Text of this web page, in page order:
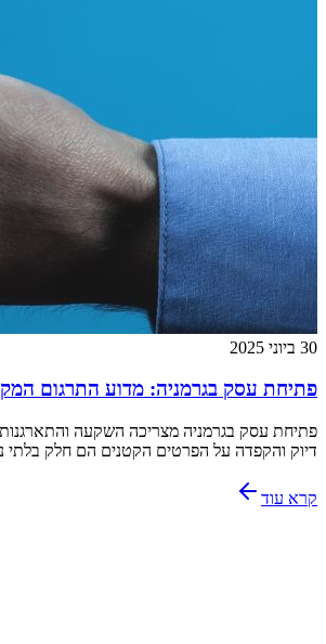
30 ביוני 2025
פתיחת עסק בגרמניה: מדוע התרגום
פתיחת עסק בגרמניה מצריכה השקעה
דיוק והקפדה על הפרטים הקטנים הם חלק בלתי
קרא עוד